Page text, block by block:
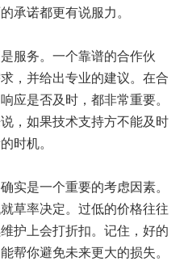
承诺都更有说服力。
服务。一个靠谱的合作伙
，并给出专业的建议。在合
应是否及时，都非常重要。
，如果技术支持方不能及时
时机。
实是一个重要的考虑因素。
草率决定。过低的价格往往
护上会打折扣。记住，好的
帮你避免未来更大的损失。